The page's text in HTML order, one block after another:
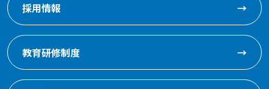
採用情報 →
教育研修制度 →